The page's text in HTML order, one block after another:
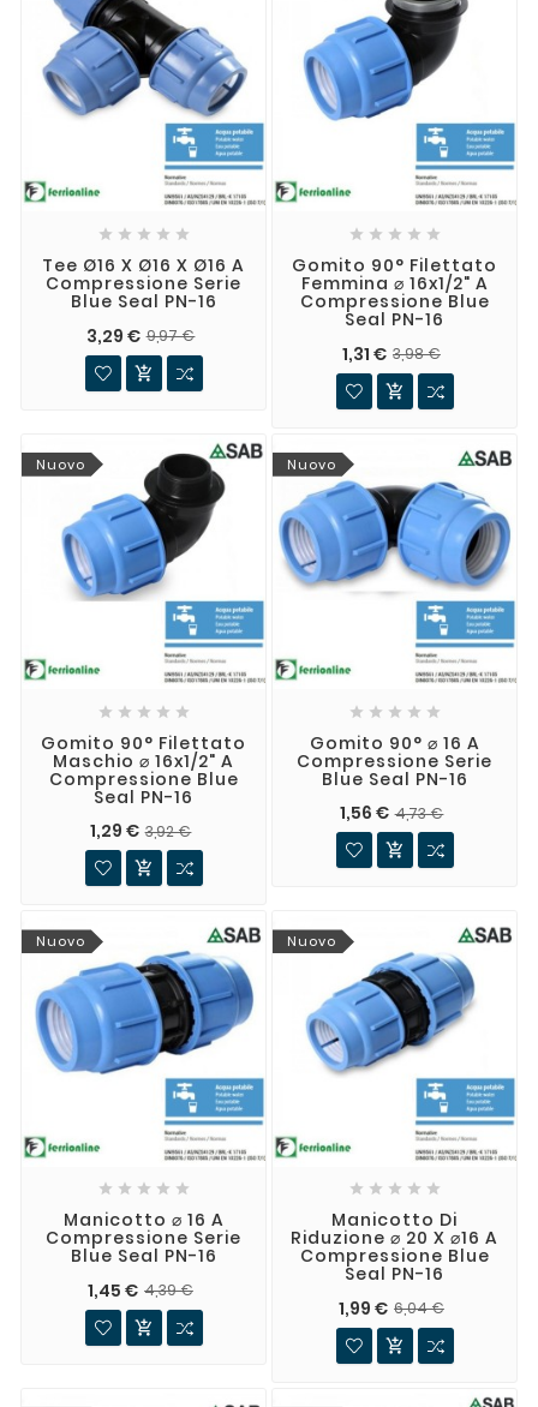
    
Tee Ø16 X Ø16 X Ø16 A
Compressione Serie
Blue Seal PN-16
3,29 € 9,97 €

    
Gomito 90° Filettato
Femmina ⌀ 16x1/2" A
Compressione Blue
Seal PN-16
1,31 € 3,98 €

Nuovo
    
Gomito 90° Filettato
Maschio ⌀ 16x1/2" A
Compressione Blue
Seal PN-16
1,29 € 3,92 €

Nuovo
    
Gomito 90° ⌀ 16 A
Compressione Serie
Blue Seal PN-16
1,56 € 4,73 €

Nuovo
    
Manicotto ⌀ 16 A
Compressione Serie
Blue Seal PN-16
1,45 € 4,39 €

Nuovo
    
Manicotto Di
Riduzione ⌀ 20 X ⌀16 A
Compressione Blue
Seal PN-16
1,99 € 6,04 €
